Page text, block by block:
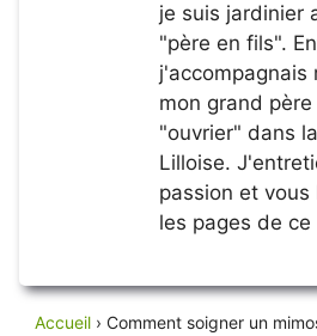
je suis jardinier
"père en fils".
j'accompagnais
mon grand
"ouvrier" dans
Lilloise.
passion et
les pages de ce
Accueil› Comment soigner un